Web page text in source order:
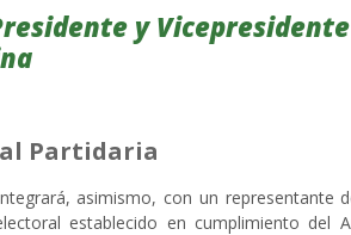
y
Partidaria
asimismo, con un representante
establecido en cumplimiento del